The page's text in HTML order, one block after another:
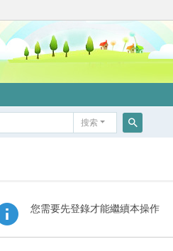
搜索
您需要先登錄才能繼續本操作